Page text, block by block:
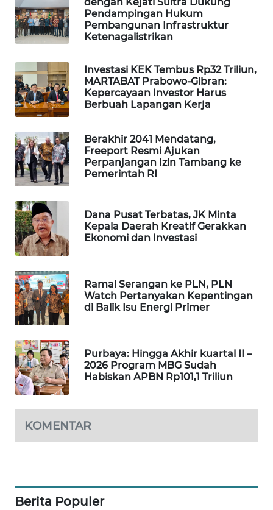
dengan Kejati Sultra Dukung
Pendampingan Hukum
Pembangunan Infrastruktur
Ketenagalistrikan
Investasi KEK Tembus Rp32 Triliun,
MARTABAT Prabowo-Gibran:
Kepercayaan Investor Harus
Berbuah Lapangan Kerja
Berakhir 2041 Mendatang,
Freeport Resmi Ajukan
Perpanjangan Izin Tambang ke
Pemerintah RI
Dana Pusat Terbatas, JK Minta
Kepala Daerah Kreatif Gerakkan
Ekonomi dan Investasi
Ramai Serangan ke PLN, PLN
Watch Pertanyakan Kepentingan
di Balik Isu Energi Primer
Purbaya: Hingga Akhir kuartal II –
2026 Program MBG Sudah
Habiskan APBN Rp101,1 Triliun
KOMENTAR
Berita Populer
MAWAKA
ID
MARTABAT
NET
PLN
MKLI
LPKKI
LKKI
KOPEKLIN
PORTAL
KONSUMEN
ALPERKLINAS
FORJASIDA
TAMBANG
NEWS
NEWS